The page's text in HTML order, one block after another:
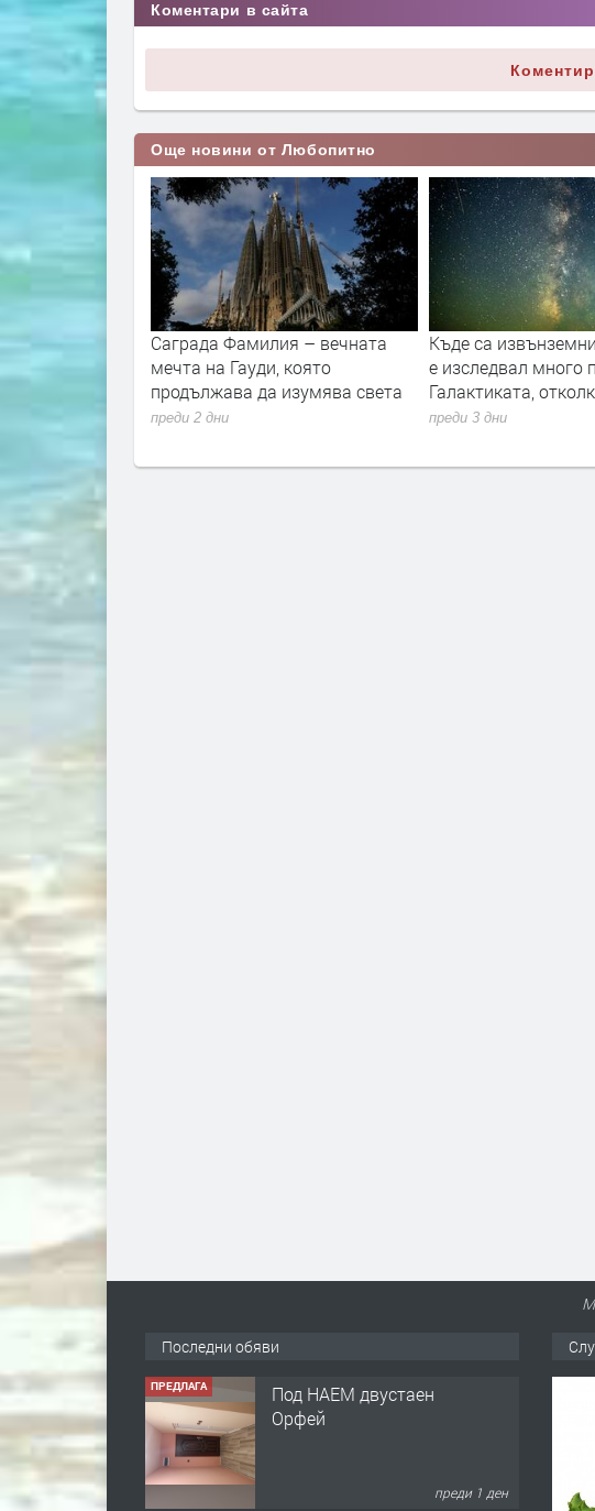
Коментари в сайта
Още новини от Любопитно
и
Саграда Фамилия – вечната
мечта на Гауди, която
продължава да изумява света
преди 2 дни
Къде са
е изследвал много
Галактиката,
преди 3 дни
Последни обяви
ПРЕДЛАГА
Под НАЕМ двустаен
Орфей
преди 1 ден